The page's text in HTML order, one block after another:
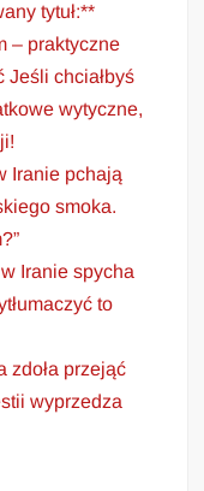
tytuł:**
– praktyczne
Jeśli chciałbyś
wytyczne,
Iranie pchają
smoka.
Iranie spycha
to
zdoła przejąć
wyprzedza